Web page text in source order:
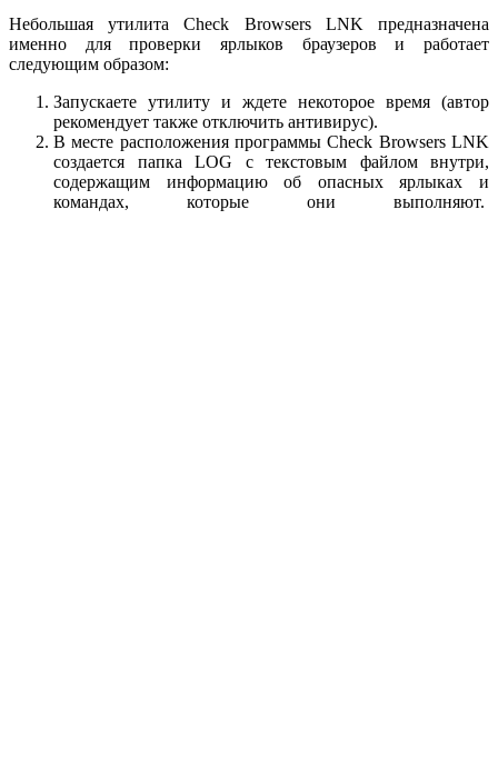
Небольшая утилита Check Browsers LNK предназначена
именно для проверки ярлыков браузеров и работает
следующим образом:
Запускаете утилиту и ждете некоторое время (автор
рекомендует также отключить антивирус).
В месте расположения программы Check Browsers LNK
создается папка LOG с текстовым файлом внутри,
содержащим информацию об опасных ярлыках и
командах, которые они выполняют.